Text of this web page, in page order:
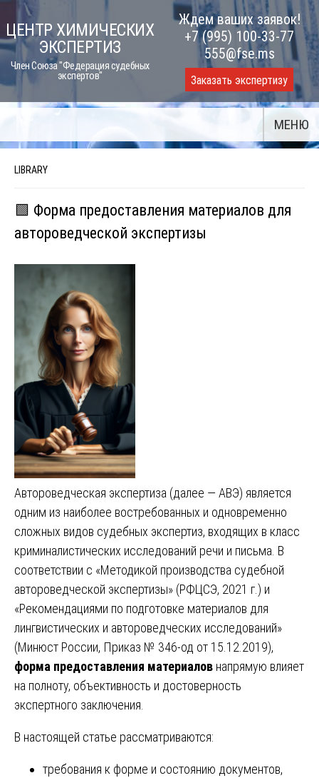
Skip
to
content
ЦЕНТР ХИМИЧЕСКИХ
ЭКСПЕРТИЗ
Член Союза "Федерация судебных
экспертов"
Ждем ваших заявок!
+7 (995) 100-33-77
555@fse.ms
Заказать экспертизу
МЕНЮ
LIBRARY
🟩 Форма предоставления материалов для
автороведческой экспертизы
Автороведческая экспертиза (далее — АВЭ) является
одним из наиболее востребованных и одновременно
сложных видов судебных экспертиз, входящих в класс
криминалистических исследований речи и письма. В
соответствии с «Методикой производства судебной
автороведческой экспертизы» (РФЦСЭ, 2021 г.) и
«Рекомендациями по подготовке материалов для
лингвистических и автороведческих исследований»
(Минюст России, Приказ № 346-од от 15.12.2019),
форма предоставления материалов напрямую влияет
на полноту, объективность и достоверность
экспертного заключения.
В настоящей статье рассматриваются:
требования к форме и состоянию документов,